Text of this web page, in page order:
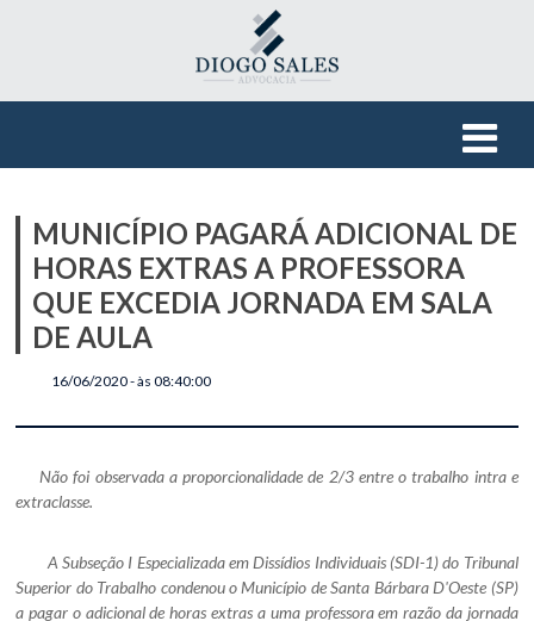
MUNICÍPIO PAGARÁ ADICIONAL DE
HORAS EXTRAS A PROFESSORA
QUE EXCEDIA JORNADA EM SALA
DE AULA
16/06/2020 - às 08:40:00
Não foi observada a proporcionalidade de 2/3 entre o trabalho intra e
extraclasse.
A Subseção I Especializada em Dissídios Individuais (SDI-1) do Tribunal
Superior do Trabalho condenou o Município de Santa Bárbara D'Oeste (SP)
a pagar o adicional de horas extras a uma professora em razão da jornada